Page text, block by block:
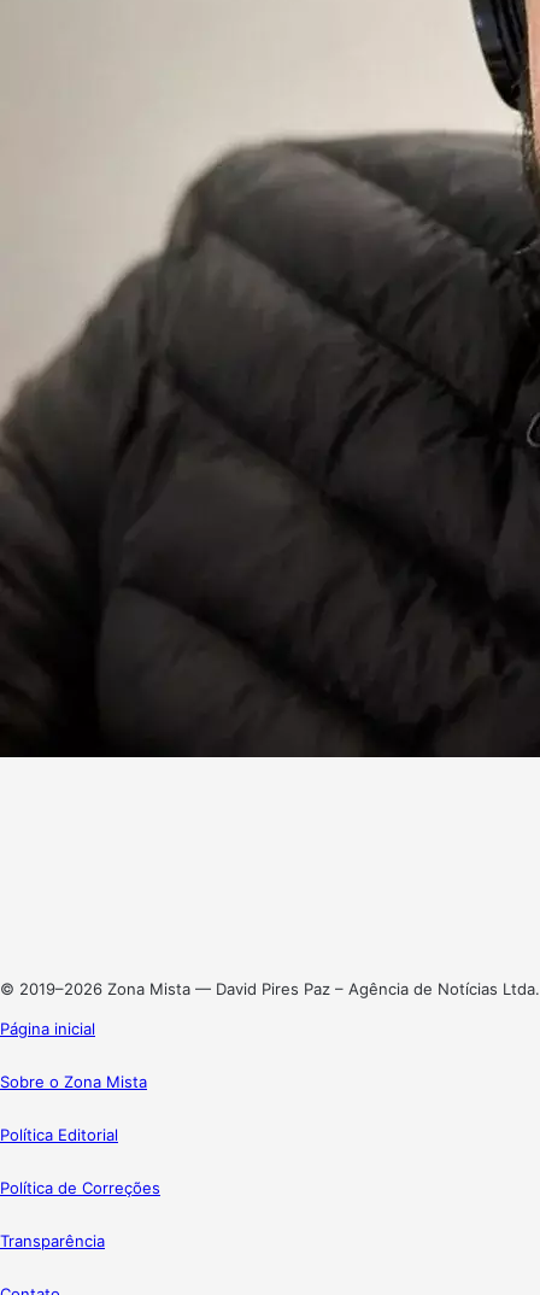
© 2019–2026 Zona Mista — David Pires Paz – Agência de Notícias Ltda.
Página inicial
Sobre o Zona Mista
Política Editorial
Política de Correções
Transparência